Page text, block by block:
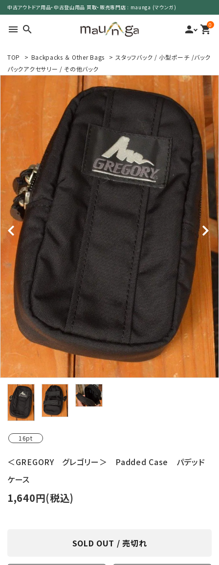
中古アウトドア用品・中古登山用品 買取・販売専門店 : maunga (マウンガ)
menu search person 0
shopping_cart
search
カテゴリーで選ぶ
価格で選ぶ
買取案内
レンタル・修理
店舗情報
POLICY
INFORMATION
ACCOUNT MENU
ようこそ ゲスト 様
ログイン person 新規会員登録
TOP > Backpacks ＆ Other Bags > スタッフバック / 小型ポーチ /バック
パックアクセサリー / その他バック
16pt
＜GREGORY グレゴリー＞ Padded Case パデッド
ケース
1,640円(税込)
SOLD OUT / 売切れ